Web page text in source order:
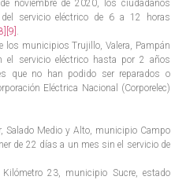
noviembre de 2020, los ciudadanos
servicio eléctrico de 6 a 12 horas
[9] .
los municipios Trujillo, Valera, Pampán
el servicio eléctrico hasta por 2 años
que no han podido ser reparados o
Eléctrica Nacional (Corporelec)
Salado Medio y Alto, municipio Campo
de 22 días a un mes sin el servicio de
23, municipio Sucre, estado